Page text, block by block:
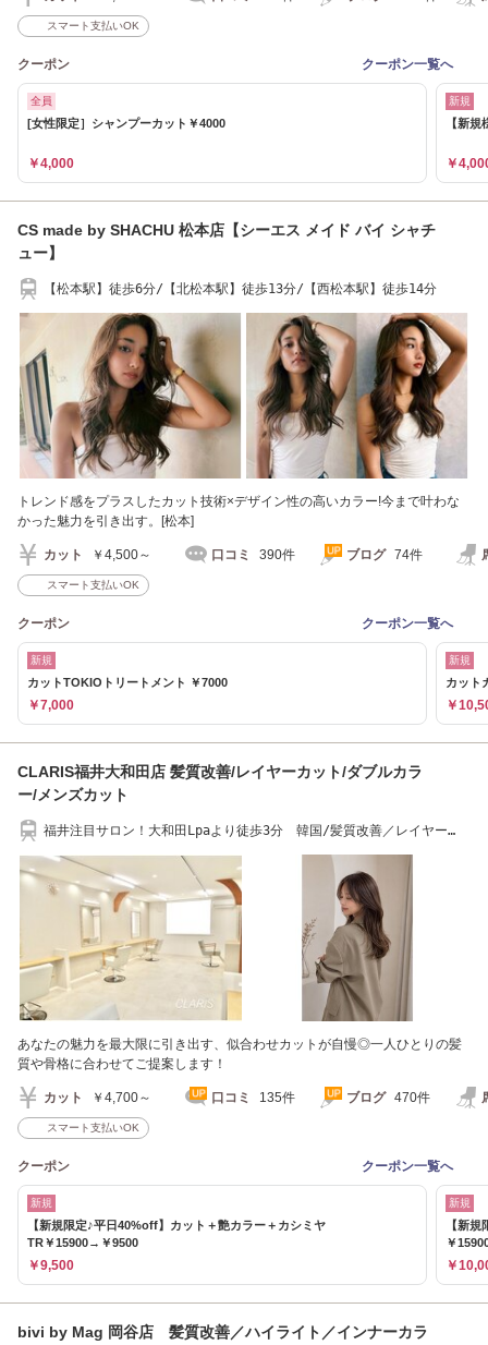
スマート支払いOK
クーポン クーポン一覧へ
全員
[女性限定］シャンプーカット￥4000
￥4,000
新規
【新
￥
CS made by SHACHU 松本店【シーエス メイド バイ シャチ
ュー】
【松本駅】徒歩6分/【北松本駅】徒歩13分/【西松本駅】徒歩14分
トレンド感をプラスしたカット技術×デザイン性の高いカラー!今まで叶わな
かった魅力を引き出す。[松本]
カット ￥4,500～ 口コミ 390件 ブログ 74件
スマート支払いOK
クーポン クーポン一覧へ
新規
カットTOKIOトリートメント ￥7000
￥7,000
新規
カット
￥
CLARIS福井大和田店 髪質改善/レイヤーカット/ダブルカラ
ー/メンズカット
福井注目サロン！大和田Lpaより徒歩3分 韓国/髪質改善／レイヤー
あなたの魅力を最大限に引き出す、似合わせカットが自慢◎一人ひとりの髪
質や骨格に合わせてご提案します！
カット ￥4,700～ 口コミ 135件 ブログ 470件
スマート支払いOK
クーポン クーポン一覧へ
新規
【新規限定♪平日40%off】カット＋艶カラー＋カシミヤ
TR￥15900→￥9500
￥9,500
新規
【新
￥
￥
bivi by Mag 岡谷店 髪質改善／ハイライト／インナーカラ